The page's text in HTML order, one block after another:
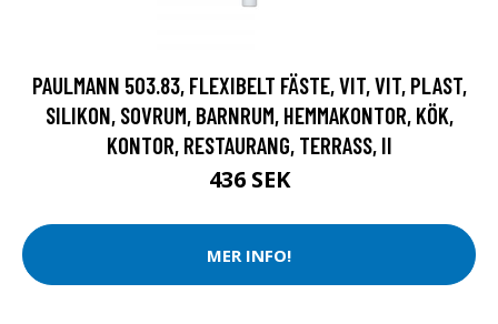
PAULMANN 503.83, FLEXIBELT FÄSTE, VIT, VIT, PLAST,
SILIKON, SOVRUM, BARNRUM, HEMMAKONTOR, KÖK,
KONTOR, RESTAURANG, TERRASS, II
436 SEK
MER INFO!